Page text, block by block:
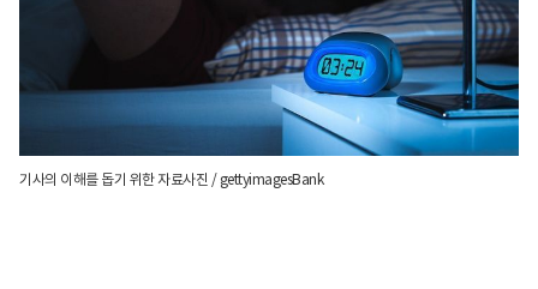
기사의 이해를 돕기 위한 자료사진 / gettyimagesBank